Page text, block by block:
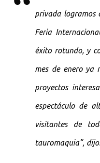
privada logramos
Feria
éxito rotundo, y
mes de enero ya
proyectos
espectáculo de
visitantes de
tauromaquia”, dijo.